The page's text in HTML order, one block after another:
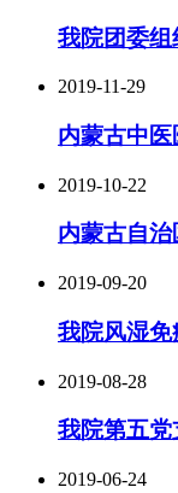
我院团委
2019-11-29
内蒙古中
2019-10-22
内蒙古自
2019-09-20
我院风湿
2019-08-28
我院第五
2019-06-24